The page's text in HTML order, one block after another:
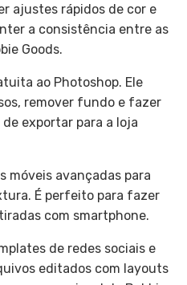
ajustes rápidos de cor e
a consistência entre as
Goods.
ao Photoshop. Ele
remover fundo e fazer
exportar para a loja
móveis avançadas para
É perfeito para fazer
com smartphone.
de redes sociais e
editados com layouts